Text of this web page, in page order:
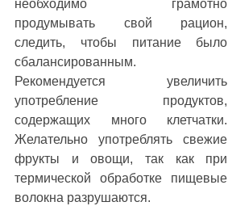
необходимо грамотно
продумывать свой рацион,
следить, чтобы питание было
сбалансированным.
Рекомендуется увеличить
употребление продуктов,
содержащих много клетчатки.
Желательно употреблять свежие
фрукты и овощи, так как при
термической обработке пищевые
волокна разрушаются.